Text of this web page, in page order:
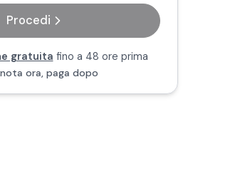
Procedi
gratuita fino a 48 ore prima
ora, paga dopo